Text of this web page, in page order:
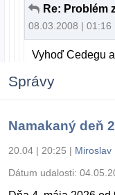
Re: Problém
08.03.2008 | 01:16
Vyhoď Cedegu
Správy
Namakaný deň
20.04 | 20:25 | Miroslav
Dátum udalosti: